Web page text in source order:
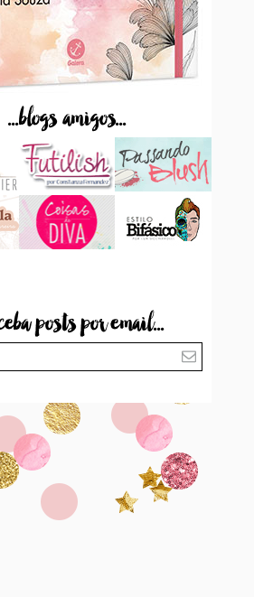
...blogs amigos...
posts por email...